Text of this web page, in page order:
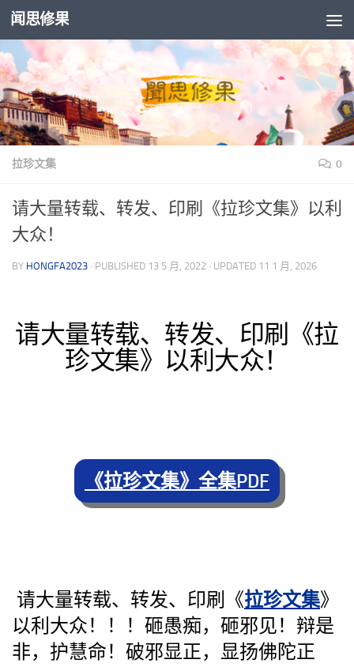
Skip to content
闻思修果
拉珍文集 0
请大量转载、转发、印刷《拉珍文集》以利
大众！
BY HONGFA2023 · PUBLISHED 13 5 月, 2022 · UPDATED 11 1 月, 2026
请大量转载、转发、印刷《拉
珍文集》以利大众！
《拉珍文集》全集PDF
请大量转载、转发、印刷《拉珍文集》
以利大众！！！砸愚痴，砸邪见！辩是
非，护慧命！破邪显正，显扬佛陀正